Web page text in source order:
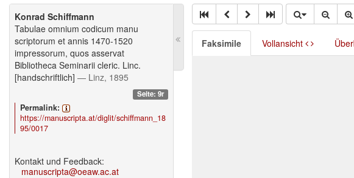
Konrad Schiffmann
Tabulae omnium codicum manu
scriptorum et annis 1470-1520
impressorum, quos asservat
Bibliotheca Seminarii cleric. Linc.
[handschriftlich] — Linz, 1895
Seite: 9r
Permalink:
https://manuscripta.at/diglit/schiffmann_18
95/0017
Kontakt und Feedback:
manuscripta@oeaw.ac.at
Faksimile Vollansicht